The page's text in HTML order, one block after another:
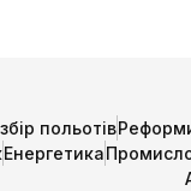
польотів
Енергетика